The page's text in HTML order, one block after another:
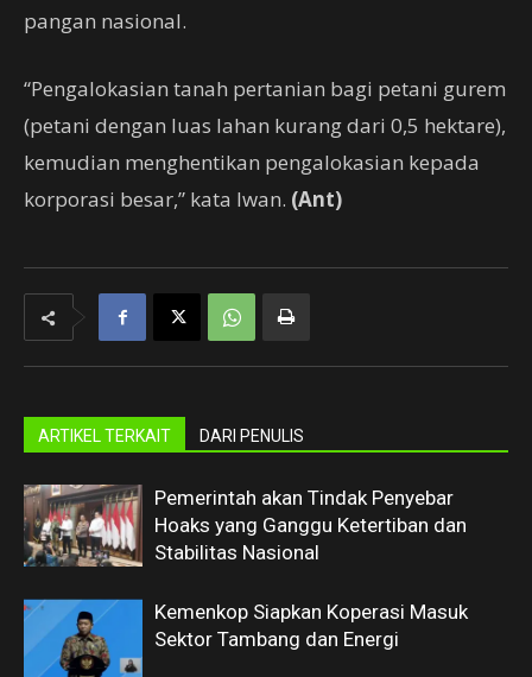
pangan nasional.
“Pengalokasian tanah pertanian bagi petani gurem
(petani dengan luas lahan kurang dari 0,5 hektare),
kemudian menghentikan pengalokasian kepada
korporasi besar,” kata Iwan. (Ant)
ARTIKEL TERKAIT DARI PENULIS
Pemerintah akan Tindak Penyebar
Hoaks yang Ganggu Ketertiban dan
Stabilitas Nasional
Kemenkop Siapkan Koperasi Masuk
Sektor Tambang dan Energi